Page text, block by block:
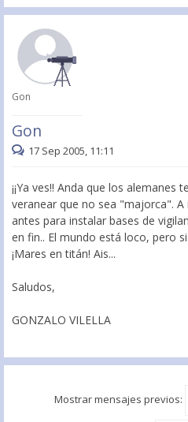
Gon
Gon
17 Sep 2005, 11:11
¡¡Ya ves!! Anda que los alemanes
veranear que no sea "majorca". A
antes para instalar bases de
en fin.. El mundo está loco, pero
¡Mares en titán! Ais...
Saludos,
GONZALO VILELLA
Mostrar mensajes previos: